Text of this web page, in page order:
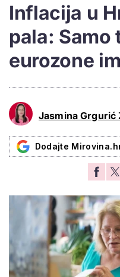
Inflacija u
pala: Samo
eurozone
Jasmina Grgurić
Dodajte